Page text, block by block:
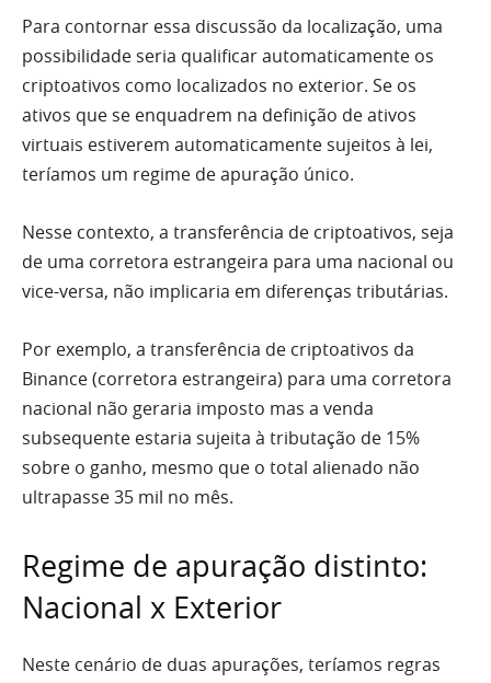
Para contornar essa discussão da localização, uma
possibilidade seria qualificar automaticamente os
criptoativos como localizados no exterior. Se os
ativos que se enquadrem na definição de ativos
virtuais estiverem automaticamente sujeitos à lei,
teríamos um regime de apuração único.
Nesse contexto, a transferência de criptoativos, seja
de uma corretora estrangeira para uma nacional ou
vice-versa, não implicaria em diferenças tributárias.
Por exemplo, a transferência de criptoativos da
Binance (corretora estrangeira) para uma corretora
nacional não geraria imposto mas a venda
subsequente estaria sujeita à tributação de 15%
sobre o ganho, mesmo que o total alienado não
ultrapasse 35 mil no mês.
Regime de apuração distinto:
Nacional x Exterior
Neste cenário de duas apurações, teríamos regras